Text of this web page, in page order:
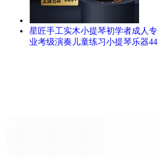
星匠手工实木小提琴初学者成人专
业考级演奏儿童练习小提琴乐器44